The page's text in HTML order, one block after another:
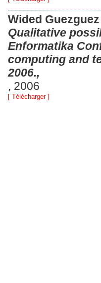
Wided Guezguez
Qualitative
Enformatika
computing and
2006.,
, 2006
[ Télécharger ]